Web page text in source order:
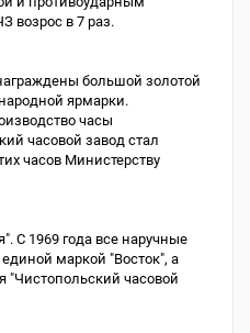
возрос в 7 раз.
большой золотой
ярмарки.
часы
часовой завод стал
часов Министерству
С 1969 года все наручные
маркой "Восток", а
"Чистопольский часовой